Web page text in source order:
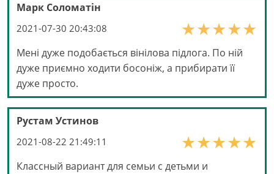
Марк Соломатін
2021-07-30 20:43:08
Мені дуже подобається вінілова підлога. По ній
дуже приємно ходити босоніж, а прибирати її
дуже просто.
Рустам Устинов
2021-08-22 21:49:11
Классный вариант для семьи с детьми и